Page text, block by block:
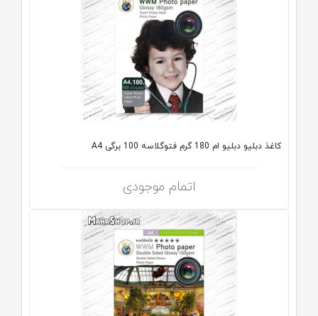
کاغذ دبلیو دبلیو ام 180 گرم فتوگلاسه 100 برگی A4
اتمام موجودی